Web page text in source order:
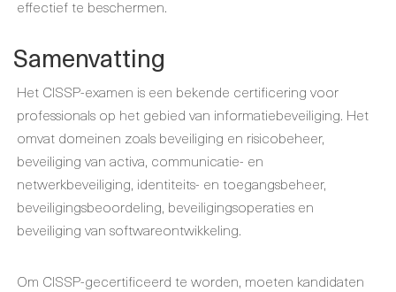
effectief te beschermen.
Samenvatting
Het CISSP-examen is een bekende certificering voor
professionals op het gebied van informatiebeveiliging. Het
omvat domeinen zoals beveiliging en risicobeheer,
beveiliging van activa, communicatie- en
netwerkbeveiliging, identiteits- en toegangsbeheer,
beveiligingsbeoordeling, beveiligingsoperaties en
beveiliging van softwareontwikkeling.
Om CISSP-gecertificeerd te worden, moeten kandidaten